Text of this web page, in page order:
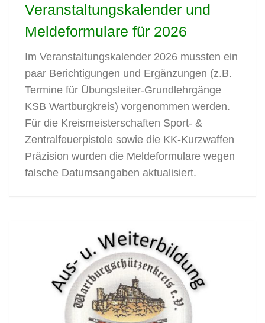
Veranstaltungskalender und
Meldeformulare für 2026
Im Veranstaltungskalender 2026 mussten ein
paar Berichtigungen und Ergänzungen (z.B.
Termine für Übungsleiter-Grundlehrgänge
KSB Wartburgkreis) vorgenommen werden.
Für die Kreismeisterschaften Sport- &
Zentralfeuerpistole sowie die KK-Kurzwaffen
Präzision wurden die Meldeformulare wegen
falsche Datumsangaben aktualisiert.